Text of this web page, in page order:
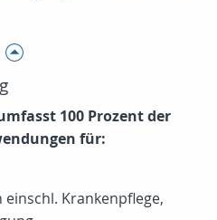
100 Prozent der
für:
Krankenpflege,